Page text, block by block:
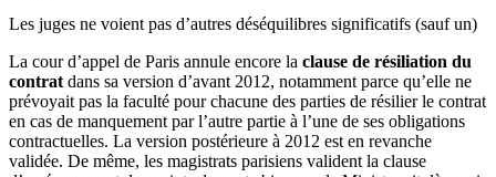
Les juges ne voient pas d’autres déséquilibres significatifs (sauf un)
La cour d’appel de Paris annule encore la clause de résiliation du
contrat dans sa version d’avant 2012, notamment parce qu’elle ne
prévoyait pas la faculté pour chacune des parties de résilier le contrat
en cas de manquement par l’autre partie à l’une de ses obligations
contractuelles. La version postérieure à 2012 est en revanche
validée. De même, les magistrats parisiens valident la clause